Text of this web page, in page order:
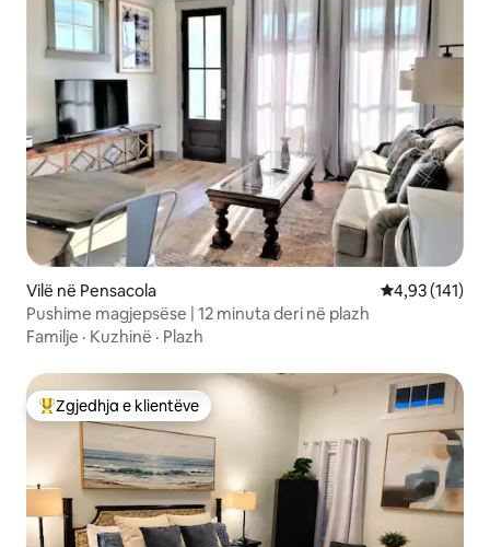
Vilë në Pensacola Vlerësimi
4,93 (141)
Pushime magjepsëse | 12 minuta deri në plazh
Familje · Kuzhinë · Plazh
Më të mirat e zgjedhjeve të klientëve
Zgjedhja e klientëve